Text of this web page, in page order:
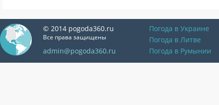
© 2014 pogoda360.ru
Все права защищены
admin@pogoda360.ru
Погода в Украине
Погода в Литве
Погода в Румынии